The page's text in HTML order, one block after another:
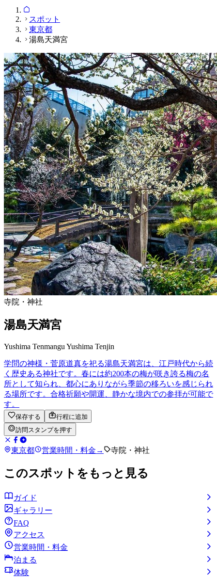
スポット
東京都
湯島天満宮
寺院・神社
湯島天満宮
Yushima Tenmangu Yushima Tenjin
学問の神様・菅原道真を祀る湯島天満宮は、江戸時代から続
く歴史ある神社です。春には約200本の梅が咲き誇る梅の名
所として知られ、都心にありながら季節の移ろいを感じられ
る場所です。合格祈願や開運、静かな境内での参拝が可能で
す。
保存する
行程に追加
訪問スタンプを押す
東京都 営業時間・料金 → 寺院・神社
このスポットをもっと見る
ガイド
ギャラリー
FAQ
アクセス
営業時間・料金
泊まる
体験